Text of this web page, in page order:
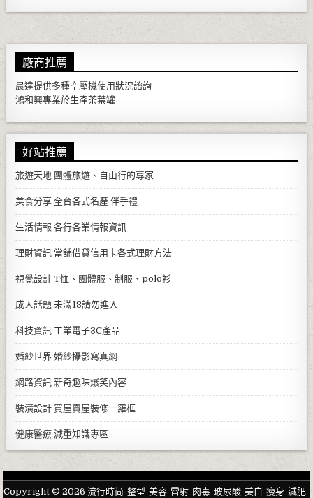
廠商推薦
晨達提供多種空壓機使用狀況諮詢
鴻和興專業於生產茶葉罐
好站推薦
旅遊天地 團體旅遊、自由行的專家
美食分享 全台各式名產 伴手禮
生活情報 各行各業情報資訊
理財資訊 當舖借貸信用卡各式理財方法
視覺設計 T恤、團體服、制服、polo衫
成人話題 未滿18請勿進入
科技資訊 工業電子3C產品
婚紗世界 婚紗攝影寫真網
網路資訊 新奇趣味爆笑內容
裝潢設計 買屋賣屋裝修一羅框
健康醫療 減重知識專區
Copyright © 2026 流行時尚-整型-美容-雷射-肉毒-玻尿酸-美白-瘦身-減肥-